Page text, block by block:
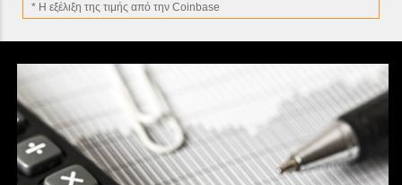
* H εξέλιξη της τιμής από την Coinbase